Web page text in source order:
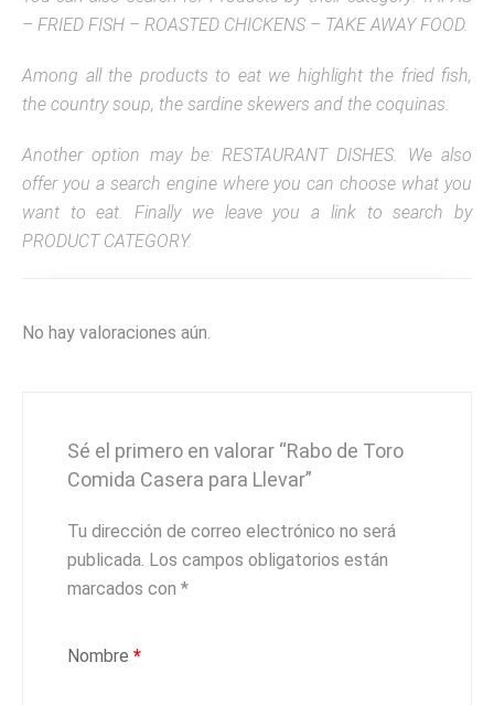
– FRIED FISH – ROASTED CHICKENS – TAKE AWAY FOOD.
Among all the products to eat we highlight the fried fish,
the country soup, the sardine skewers and the coquinas.
Another option may be: RESTAURANT DISHES.
We also
offer you a search engine where you can choose what you
want to eat.
Finally we leave you a link to search by
PRODUCT CATEGORY.
No hay valoraciones aún.
Sé el primero en valorar “Rabo de Toro
Comida Casera para Llevar”
Tu dirección de correo electrónico no será
publicada. Los campos obligatorios están
marcados con *
Nombre *